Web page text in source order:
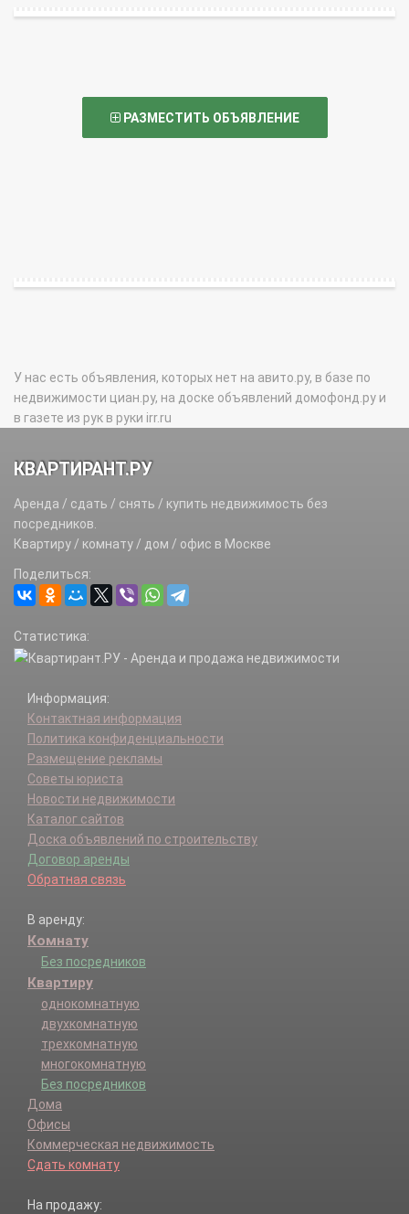
РАЗМЕСТИТЬ ОБЪЯВЛЕНИЕ
У нас есть объявления, которых нет на авито.ру, в базе по
недвижимости циан.ру, на доске объявлений домофонд.ру и
в газете из рук в руки irr.ru
КВАРТИРАНТ.РУ
Аренда / сдать / снять / купить недвижимость без
посредников.
Квартиру / комнату / дом / офис в Москве
Поделиться:
Статистика:
Информация:
Контактная информация
Политика конфиденциальности
Размещение рекламы
Советы юриста
Новости недвижимости
Каталог сайтов
Доска объявлений по строительству
Договор аренды
Обратная связь
В аренду:
Комнату
Без посредников
Квартиру
однокомнатную
двухкомнатную
трехкомнатную
многокомнатную
Без посредников
Дома
Офисы
Коммерческая недвижимость
Сдать комнату
На продажу: